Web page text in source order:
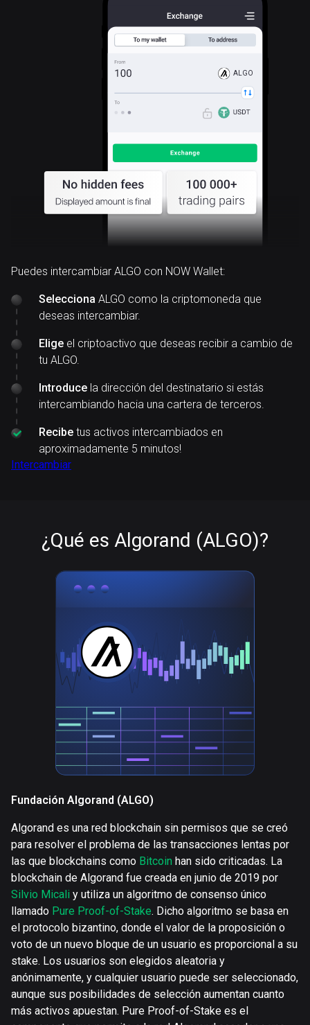
ALGO
Puedes intercambiar ALGO con NOW Wallet:
Selecciona ALGO como la criptomoneda que
deseas intercambiar.
Elige el criptoactivo que deseas recibir a cambio de
tu ALGO.
Introduce la dirección del destinatario si estás
intercambiando hacia una cartera de terceros.
Recibe tus activos intercambiados en
aproximadamente 5 minutos!
Intercambiar
¿Qué es Algorand (ALGO)?
Fundación Algorand (ALGO)
Algorand es una red blockchain sin permisos que se creó
para resolver el problema de las transacciones lentas por
las que blockchains como Bitcoin han sido criticadas. La
blockchain de Algorand fue creada en junio de 2019 por
Silvio Micali y utiliza un algoritmo de consenso único
llamado Pure Proof-of-Stake. Dicho algoritmo se basa en
el protocolo bizantino, donde el valor de la proposición o
voto de un nuevo bloque de un usuario es proporcional a su
stake. Los usuarios son elegidos aleatoria y
anónimamente, y cualquier usuario puede ser seleccionado,
aunque sus posibilidades de selección aumentan cuanto
más activos apuestan. Pure Proof-of-Stake es el